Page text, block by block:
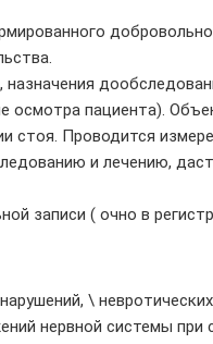
пациента).
стоя. Проводится
и лечению,
записи ( очно в
\
нервной системы при